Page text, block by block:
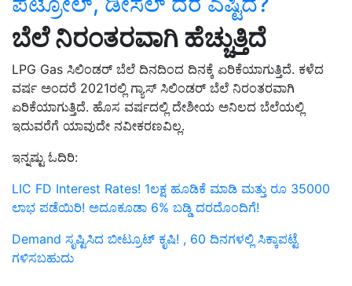
ಬೆಲೆ ನಿರಂತರವಾಗಿ ಹೆಚ್ಚುತ್ತಿದೆ
LPG Gas ಸಿಲಿಂಡರ್ ಬೆಲೆ ದಿನದಿಂದ ದಿನಕ್ಕೆ ಏರಿಕೆಯಾಗುತ್ತಿದೆ. ಕಳೆದ
ವರ್ಷ ಅಂದರೆ 2021ರಲ್ಲಿ ಗ್ಯಾಸ್ ಸಿಲಿಂಡರ್ ಬೆಲೆ ನಿರಂತರವಾಗಿ
ಏರಿಕೆಯಾಗುತ್ತಿದೆ. ಹೊಸ ವರ್ಷದಲ್ಲಿ ದೇಶೀಯ ಅನಿಲದ ಬೆಲೆಯಲ್ಲಿ
ಇದುವರೆಗೆ ಯಾವುದೇ ನವೀಕರಣವಿಲ್ಲ.
LIC FD Interest Rates! 1ಲಕ್ಷ ಹೂಡಿಕೆ ಮಾಡಿ ಮತ್ತು ರೂ 35000
ಲಾಭ ಪಡೆಯಿರಿ! ಅದೂಕೂಡಾ 6% ಬಡ್ಡಿ ದರದೊಂದಿಗೆ!
Demand ಸೃಷ್ಟಿಸಿದ ಬೀಟ್ರೂಟ್ ಕೃಷಿ! , 60 ದಿನಗಳಲ್ಲಿ ಸಿಕ್ಕಾಪಟ್ಟೆ
ಗಳಿಸಬಹುದು